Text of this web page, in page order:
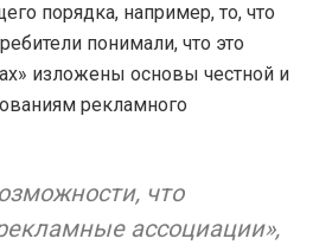
порядка, например, то, что
понимали, что это
изложены основы честной и
рекламного
что
ассоциации»,